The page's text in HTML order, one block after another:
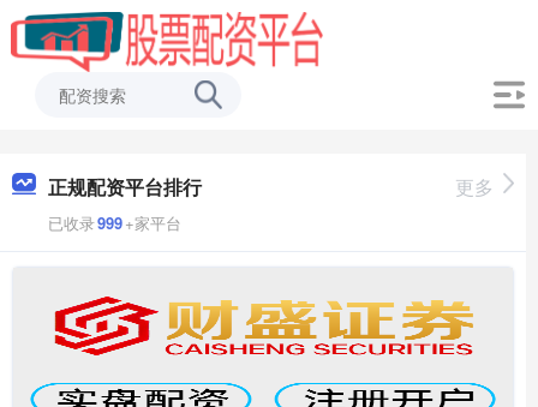
正规配资平台排行
已收录999+家平台
更多